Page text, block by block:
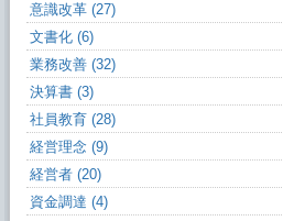
意識改革 (27)
文書化 (6)
業務改善 (32)
決算書 (3)
社員教育 (28)
経営理念 (9)
経営者 (20)
資金調達 (4)